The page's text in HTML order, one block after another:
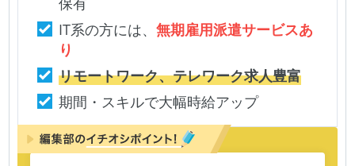
IT系の方には、無期雇用派遣サービスあ
り
リモートワーク、テレワーク求人豊富
期間・スキルで大幅時給アップ